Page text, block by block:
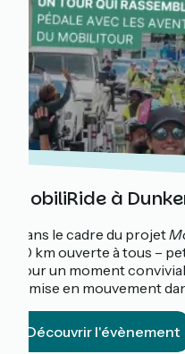
MobiliRide à
Dans le cadre du projet
20 km ouverte à tous –
pour un moment
remise en mouvement
Découvrir l'évènement